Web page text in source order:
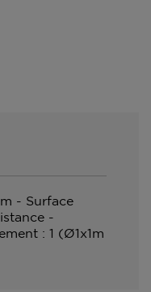
- Surface
-
: 1 (Ø1x1m